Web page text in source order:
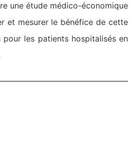
une étude médico-économique
et mesurer le bénéfice de cette
pour les patients hospitalisés en